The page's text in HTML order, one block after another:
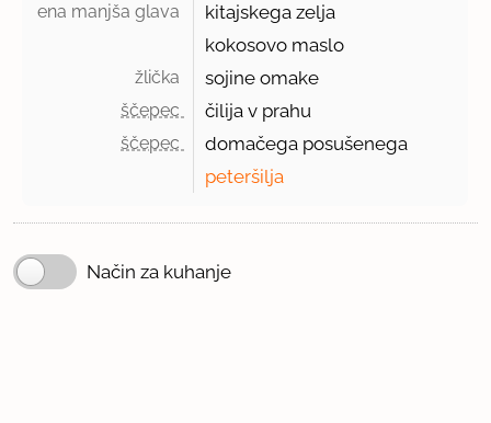
ena manjša glava
kitajskega zelja
kokosovo maslo
žlička sojine omake
ščepec čilija v prahu
ščepec
domačega posušenega
peteršilja
Način za kuhanje